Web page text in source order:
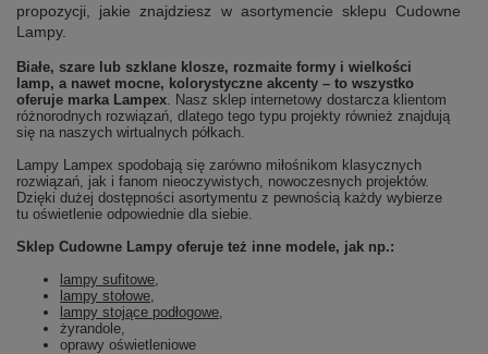
propozycji, jakie znajdziesz w asortymencie sklepu Cudowne
Lampy.
Białe, szare lub szklane klosze, rozmaite formy i wielkości
lamp, a nawet mocne, kolorystyczne akcenty – to wszystko
oferuje marka Lampex . Nasz sklep internetowy dostarcza klientom
różnorodnych rozwiązań, dlatego tego typu projekty również znajdują
się na naszych wirtualnych półkach.
Lampy Lampex spodobają się zarówno miłośnikom klasycznych
rozwiązań, jak i fanom nieoczywistych, nowoczesnych projektów.
Dzięki dużej dostępności asortymentu z pewnością każdy wybierze
tu oświetlenie odpowiednie dla siebie.
Sklep Cudowne Lampy oferuje też inne modele, jak np.:
lampy sufitowe
lampy stołowe
lampy stojące podłogowe
żyrandole,
oprawy oświetleniowe